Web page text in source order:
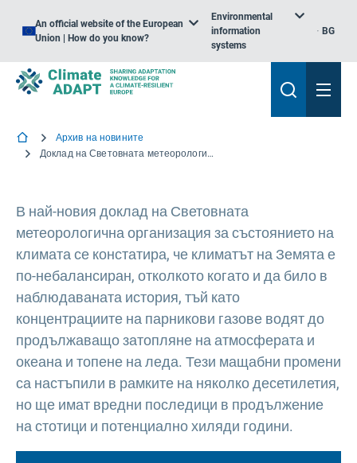
An official website of the European
Union | How do you know?
Environmental
information
systems
BG
Архив на новините
Доклад на Световната метеорологична организация за състоянието на климата: Климатичните промени на Земята все повече излизат от равновесие
В най-новия доклад на Световната
метеорологична организация за състоянието на
климата се констатира, че климатът на Земята е
по-небалансиран, отколкото когато и да било в
наблюдаваната история, тъй като
концентрациите на парникови газове водят до
продължаващо затопляне на атмосферата и
океана и топене на леда. Тези мащабни промени
са настъпили в рамките на няколко десетилетия,
но ще имат вредни последици в продължение
на стотици и потенциално хиляди години.